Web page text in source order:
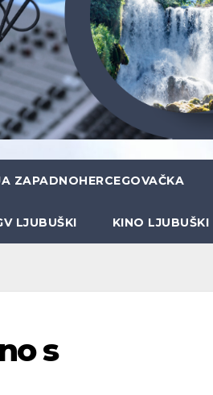
ZAPADNOHERCEGOVAČKA
LJUBUŠKI KINO LJUBUŠKI
s